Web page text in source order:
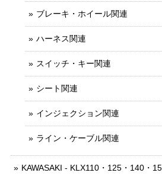
ブレーキ・ホイール関連
ハーネス関連
スイッチ・キー関連
シート関連
インジェクション関連
ライン・ケーブル関連
KAWASAKI - KLX110・125・140・